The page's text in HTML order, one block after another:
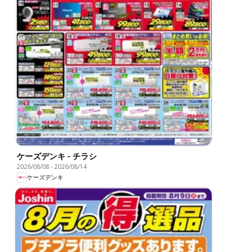
ケーズデンキ - チラシ
2026/08/08-2026/08/14
ケーズデンキ